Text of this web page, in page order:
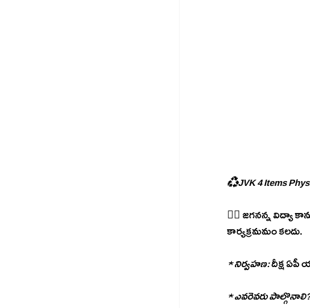
♻️JVK 4 Items
💁‍♂️ జగనన్న విద్యా
కార్యక్రమమం కలదు.
★ నిర్వహణ: దీక్ష ఏపీ
★ ఎవరెవరు